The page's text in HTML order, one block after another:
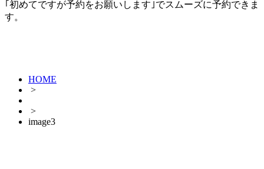
｢初めてですが予約をお願いします｣でスムーズに予約できま
す。
HOME
>
>
image3